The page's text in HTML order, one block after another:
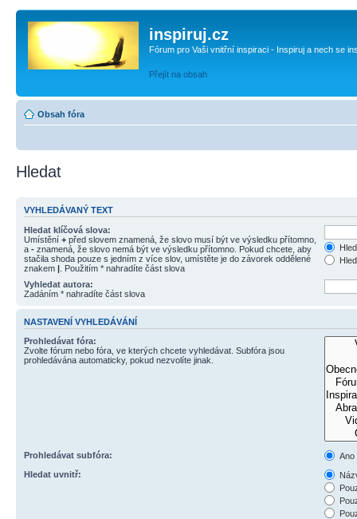
inspiruj.cz
Fórum pro Vaši vnitřní inspiraci - Inspiruj a nech se
Přejít na obsah
Obsah fóra
Hledat
VYHLEDÁVANÝ TEXT
Hledat klíčová slova:
Umístění + před slovem znamená, že slovo musí být ve výsledku přítomno,
a - znamená, že slovo nemá být ve výsledku přítomno. Pokud chcete, aby
stačila shoda pouze s jedním z více slov, umístěte je do závorek oddělené
znakem | . Použitím * nahradíte část slova
Vyhledat autora:
Zadáním * nahradíte část slova
NASTAVENÍ VYHLEDÁVÁNÍ
Prohledávat fóra:
Zvolte fórum nebo fóra, ve kterých chcete vyhledávat. Subfóra jsou
prohledávána automaticky, pokud nezvolíte jinak.
Prohledávat subfóra:
Ano
Hledat uvnitř: